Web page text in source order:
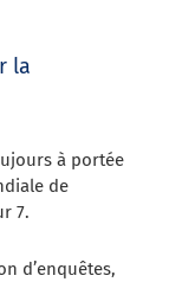
la
à portée
de
7.
d’enquêtes,